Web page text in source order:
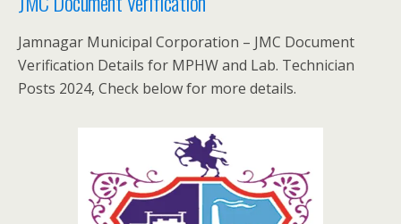
Jamnagar Municipal Corporation – JMC Document
Verification Details for MPHW and Lab. Technician
Posts 2024, Check below for more details.